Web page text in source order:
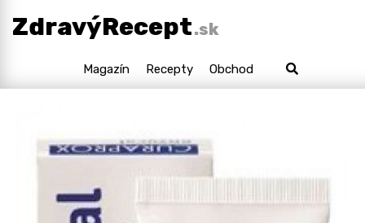
ZdravýRecept.sk
Magazín Recepty Obchod